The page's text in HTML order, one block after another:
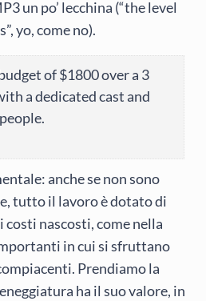
un po’ lecchina (“the level
yo, come no).
of $1800 over a 3
a dedicated cast and
anche se non sono
tutto il lavoro è dotato di
costi nascosti, come nella
in cui si sfruttano
Prendiamo la
ha il suo valore, in